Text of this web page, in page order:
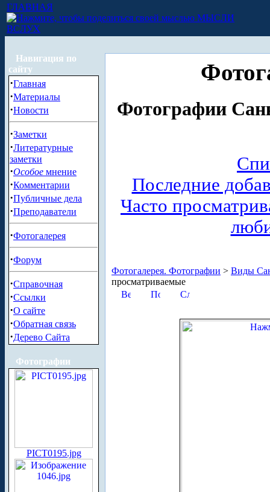
ГЛАВНАЯ
МЫСЛИ
ВСЛУХ
Навигация по
сайту
·Главная
·Материалы
·Новости
·Заметки
·Литературные
заметки
·Особое мнение
·Комментарии
·Публичные дела
·Преподаватели
·Фотогалерея
·Форум
·Справочная
·Ссылки
·О сайте
·Обратная связь
·Дерево Сайта
Фотографии
PICT0195.jpg
Фотографии
Последние
Часто
Фотогалерея. Фотографии > Виды
просматриваемые